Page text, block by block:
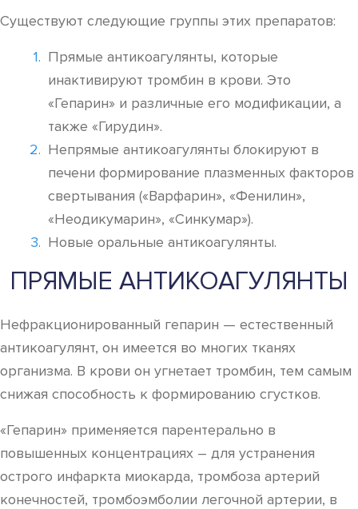
Существуют следующие группы этих препаратов:
Прямые антикоагулянты, которые
инактивируют тромбин в крови. Это
«Гепарин» и различные его модификации, а
также «Гирудин».
Непрямые антикоагулянты блокируют в
печени формирование плазменных факторов
свертывания («Варфарин», «Фенилин»,
«Неодикумарин», «Синкумар»).
Новые оральные антикоагулянты.
ПРЯМЫЕ АНТИКОАГУЛЯНТЫ
Нефракционированный гепарин — естественный
антикоагулянт, он имеется во многих тканях
организма. В крови он угнетает тромбин, тем самым
снижая способность к формированию сгустков.
«Гепарин» применяется парентерально в
повышенных концентрациях – для устранения
острого инфаркта миокарда, тромбоза артерий
конечностей, тромбоэмболии легочной артерии, в